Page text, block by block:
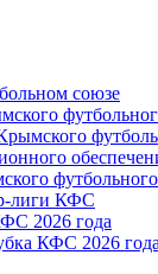
союзе
лиги КФС
2026 года
КФС 2026 года